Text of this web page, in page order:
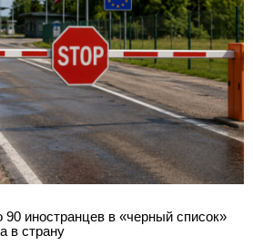
иностранцев в «черный список»
в страну